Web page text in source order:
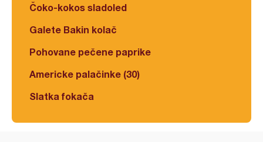
Čoko-kokos sladoled
Galete Bakin kolač
Pohovane pečene paprike
Americke palačinke (30)
Slatka fokača